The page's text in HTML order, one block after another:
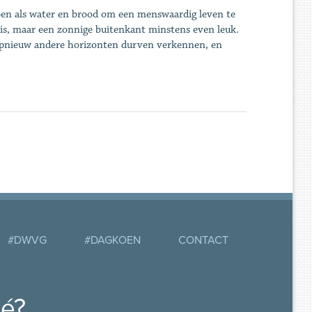
als water en brood om een menswaardig leven te
maar een zonnige buitenkant minstens even leuk.
andere horizonten durven verkennen, en
#DWVG #DAGKOEN CONTACT